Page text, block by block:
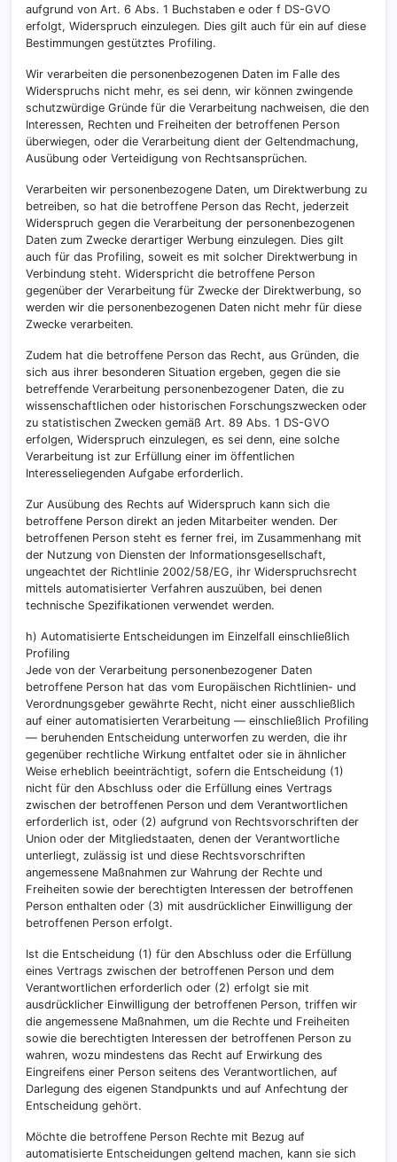
aufgrund von Art. 6 Abs. 1 Buchstaben e oder f DS-GVO
erfolgt, Widerspruch einzulegen. Dies gilt auch für ein auf diese
Bestimmungen gestütztes Profiling.
Wir verarbeiten die personenbezogenen Daten im Falle des
Widerspruchs nicht mehr, es sei denn, wir können zwingende
schutzwürdige Gründe für die Verarbeitung nachweisen, die den
Interessen, Rechten und Freiheiten der betroffenen Person
überwiegen, oder die Verarbeitung dient der Geltendmachung,
Ausübung oder Verteidigung von Rechtsansprüchen.
Verarbeiten wir personenbezogene Daten, um Direktwerbung zu
betreiben, so hat die betroffene Person das Recht, jederzeit
Widerspruch gegen die Verarbeitung der personenbezogenen
Daten zum Zwecke derartiger Werbung einzulegen. Dies gilt
auch für das Profiling, soweit es mit solcher Direktwerbung in
Verbindung steht. Widerspricht die betroffene Person
gegenüber der Verarbeitung für Zwecke der Direktwerbung, so
werden wir die personenbezogenen Daten nicht mehr für diese
Zwecke verarbeiten.
Zudem hat die betroffene Person das Recht, aus Gründen, die
sich aus ihrer besonderen Situation ergeben, gegen die sie
betreffende Verarbeitung personenbezogener Daten, die zu
wissenschaftlichen oder historischen Forschungszwecken oder
zu statistischen Zwecken gemäß Art. 89 Abs. 1 DS-GVO
erfolgen, Widerspruch einzulegen, es sei denn, eine solche
Verarbeitung ist zur Erfüllung einer im öffentlichen
Interesseliegenden Aufgabe erforderlich.
Zur Ausübung des Rechts auf Widerspruch kann sich die
betroffene Person direkt an jeden Mitarbeiter wenden. Der
betroffenen Person steht es ferner frei, im Zusammenhang mit
der Nutzung von Diensten der Informationsgesellschaft,
ungeachtet der Richtlinie 2002/58/EG, ihr Widerspruchsrecht
mittels automatisierter Verfahren auszuüben, bei denen
technische Spezifikationen verwendet werden.
h) Automatisierte Entscheidungen im Einzelfall einschließlich
Profiling
Jede von der Verarbeitung personenbezogener Daten
betroffene Person hat das vom Europäischen Richtlinien- und
Verordnungsgeber gewährte Recht, nicht einer ausschließlich
auf einer automatisierten Verarbeitung — einschließlich Profiling
— beruhenden Entscheidung unterworfen zu werden, die ihr
gegenüber rechtliche Wirkung entfaltet oder sie in ähnlicher
Weise erheblich beeinträchtigt, sofern die Entscheidung (1)
nicht für den Abschluss oder die Erfüllung eines Vertrags
zwischen der betroffenen Person und dem Verantwortlichen
erforderlich ist, oder (2) aufgrund von Rechtsvorschriften der
Union oder der Mitgliedstaaten, denen der Verantwortliche
unterliegt, zulässig ist und diese Rechtsvorschriften
angemessene Maßnahmen zur Wahrung der Rechte und
Freiheiten sowie der berechtigten Interessen der betroffenen
Person enthalten oder (3) mit ausdrücklicher Einwilligung der
betroffenen Person erfolgt.
Ist die Entscheidung (1) für den Abschluss oder die Erfüllung
eines Vertrags zwischen der betroffenen Person und dem
Verantwortlichen erforderlich oder (2) erfolgt sie mit
ausdrücklicher Einwilligung der betroffenen Person, triffen wir
die angemessene Maßnahmen, um die Rechte und Freiheiten
sowie die berechtigten Interessen der betroffenen Person zu
wahren, wozu mindestens das Recht auf Erwirkung des
Eingreifens einer Person seitens des Verantwortlichen, auf
Darlegung des eigenen Standpunkts und auf Anfechtung der
Entscheidung gehört.
Möchte die betroffene Person Rechte mit Bezug auf
automatisierte Entscheidungen geltend machen, kann sie sich